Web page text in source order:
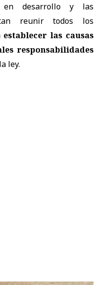
en desarrollo y las
reunir todos los
establecer las causas
responsabilidades
ley.